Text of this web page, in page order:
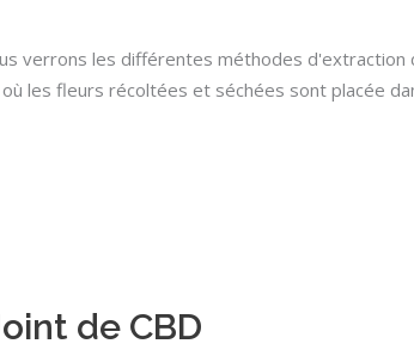
verrons les différentes méthodes
les fleurs récoltées et séchées sont placée
de CBD